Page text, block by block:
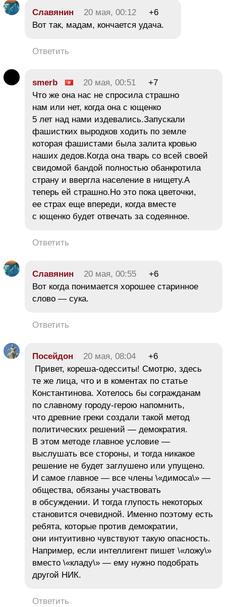
Славянин 20 мая, 00:12
+6
Вот так, мадам, кончается удача.
Ответить
smerb 20 мая, 00:51
+7
Что же она нас не спросила страшно
нам или нет, когда она с ющенко
5 лет над нами издевались.Запускали
фашистких выродков ходить по земле
которая фашистами была залита кровью
наших дедов.Когда она тварь со всей своей
свидомой бандой полностью обанкротила
страну и ввергла население в нищету.А
теперь ей страшно.Но это пока цветочки,
ее страх еще впереди, когда вместе
с ющенко будет отвечать за содеянное.
Ответить
Славянин 20 мая, 00:55
+6
Вот когда понимается хорошее старинное
слово — сука.
Ответить
Посейдон 20 мая, 08:04
+6
Привет, кореша-одесситы! Смотрю, здесь
те же лица, что и в коментах по статье
Константинова. Хотелось бы согражданам
по славному городу-герою напомнить,
что древние греки создали такой метод
политических решений — демократия.
В этом методе главное условие —
выслушать все стороны, и тогда никакое
решение не будет заглушено или упущено.
И самое главное — все члены \«димоса\» —
общества, обязаны участвовать
в обсуждении. И тогда глупость некоторых
становится очевидной. Именно поэтому есть
ребята, которые против демократии,
они интуитивно чувствуют такую опасность.
Например, если интеллигент пишет \«ложу\»
вместо \«кладу\» — ему нужно подобрать
другой НИК.
Ответить